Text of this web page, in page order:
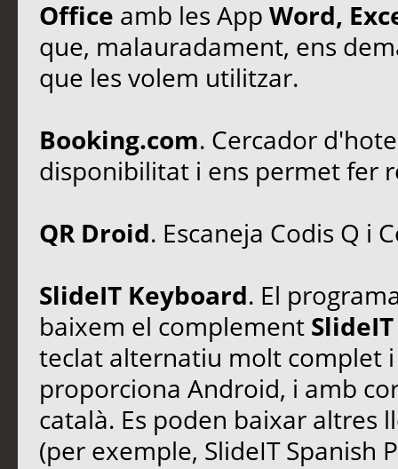
Office amb les App Word,
que, malauradament, ens
que les volem utilitzar.
Booking.com. Cercador
disponibilitat i ens permet fer
QR Droid. Escaneja Codis Q i
SlideIT Keyboard. El
baixem el complement
teclat alternatiu molt complet
proporciona Android, i amb
català. Es poden baixar altres
(per exemple, SlideIT Spanish